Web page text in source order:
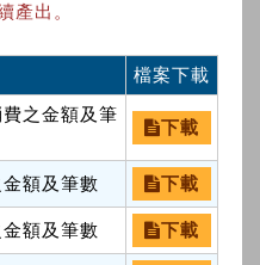
產出。
檔案下載
之金額及筆
下載
額及筆數 下載
額及筆數 下載